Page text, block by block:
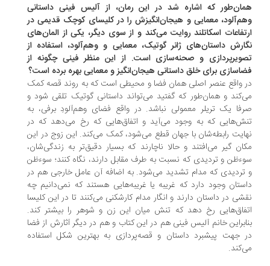
که اشاره شد در این رمان، از آلیس فینی داستانی
معمایی و هیجان‌انگیزش را در کلیسای کوچک قدیمی در
اسکاتلند روایت می‌کند و از سوی دیگر، یکی از المان‌های
داستان‌های ژانر گوتیک، معمایی و وهم‌آلود، استفاده از
و صحنه‌سازی است. از این منظر فینی چگونه از
برای خلق داستانی هیجان‌انگیز و معمایی بهره برده است؟
واقع عنصر اصلی همان فضا و محیطی است که به روند قصه کمک
و همان‌طور که گفتید می‌تواند داستانی گوتیک تلقی شود و
یک تریلر معمولی نباشد. در واقع فضای وهم‌آلودِ برفی، به
که به وجود می‌آید و اتفاق‌هایی که رخ می‌دهد که در
رابطه‌شان با جهان قطع می‌شود، کمک می‌کند. این زوج در این
گیر می‌افتند و حالا ناچارند که بسیار دقیق‌تر به زندگی‌شان،
و تردیدی که نسبت به طرف مقابل دارند، نگاه کنند؛ سوءظن
که مدام تشدید می‌شود. به اضافه آن عامل خارجی هم در
وجود دارد که غریبه یا غریبه‌هایی هستند که نمی‌دانیم چه
در داستان دارند و انگار مدام کارشکنی می‌کنند تا در این کلیسا
رخ دهد که تنش میان این زن و شوهر را بیشتر کند.
خانم آلیس فینی هم در این کتاب و هم در دیگر آثارش از فضا
جهت پیشبرد داستان و قصه‌پردازی به بهترین شکل استفاده